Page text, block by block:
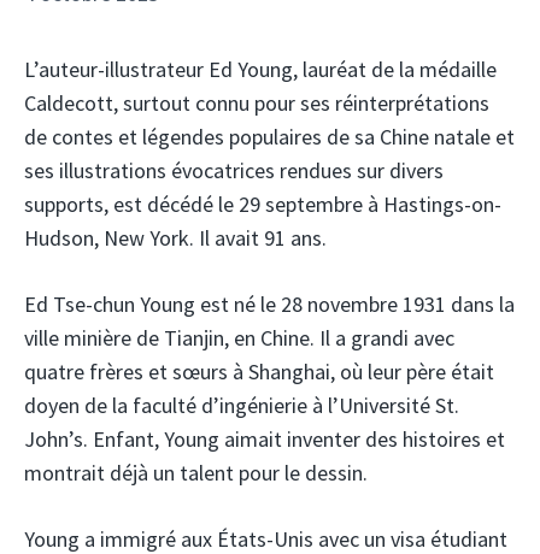
L’auteur-illustrateur Ed Young, lauréat de la médaille
Caldecott, surtout connu pour ses réinterprétations
de contes et légendes populaires de sa Chine natale et
ses illustrations évocatrices rendues sur divers
supports, est décédé le 29 septembre à Hastings-on-
Hudson, New York. Il avait 91 ans.
Ed Tse-chun Young est né le 28 novembre 1931 dans la
ville minière de Tianjin, en Chine. Il a grandi avec
quatre frères et sœurs à Shanghai, où leur père était
doyen de la faculté d’ingénierie à l’Université St.
John’s. Enfant, Young aimait inventer des histoires et
montrait déjà un talent pour le dessin.
Young a immigré aux États-Unis avec un visa étudiant